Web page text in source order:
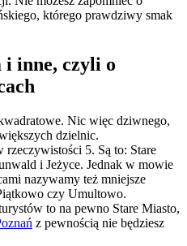
którego prawdziwy smak
i inne, czyli o
Nic więc dziwnego,
dzielnic.
5. Są to: Stare
i Jeżyce. Jednak w mowie
nazywamy też mniejsze
czy Umultowo.
to na pewno Stare Miasto,
z pewnością nie będziesz